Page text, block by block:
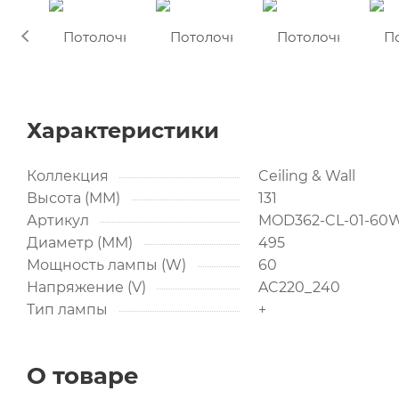
Характеристики
Коллекция
Ceiling & Wall
Высота (MM)
131
Артикул
MOD362-CL-01-
Диаметр (ММ)
495
Мощность лампы (W)
60
Напряжение (V)
AC220_240
Тип лампы
+
О товаре